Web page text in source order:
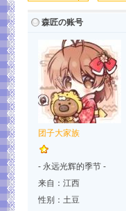
森匠の账号
团子大家族
- 永远光辉的季节 -
来自：江西
性别：土豆